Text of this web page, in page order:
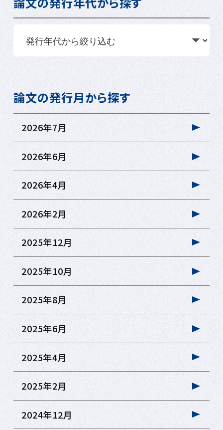
論文の発行月から探す
2026年7月
2026年6月
2026年4月
2026年2月
2025年12月
2025年10月
2025年8月
2025年6月
2025年4月
2025年2月
2024年12月